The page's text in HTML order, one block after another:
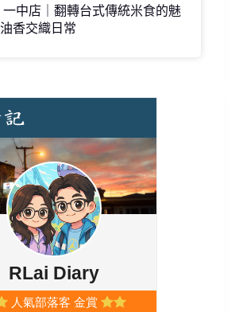
中店｜翻轉台式傳統米食的魅
香交織日常